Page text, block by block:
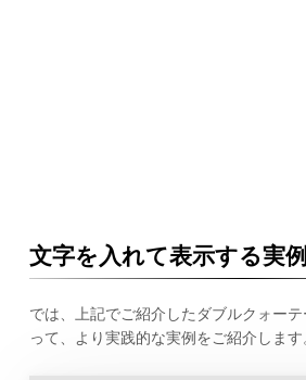
文字を入れて表示する実例
では、上記でご紹介したダブルクォー
って、より実践的な実例をご紹介します